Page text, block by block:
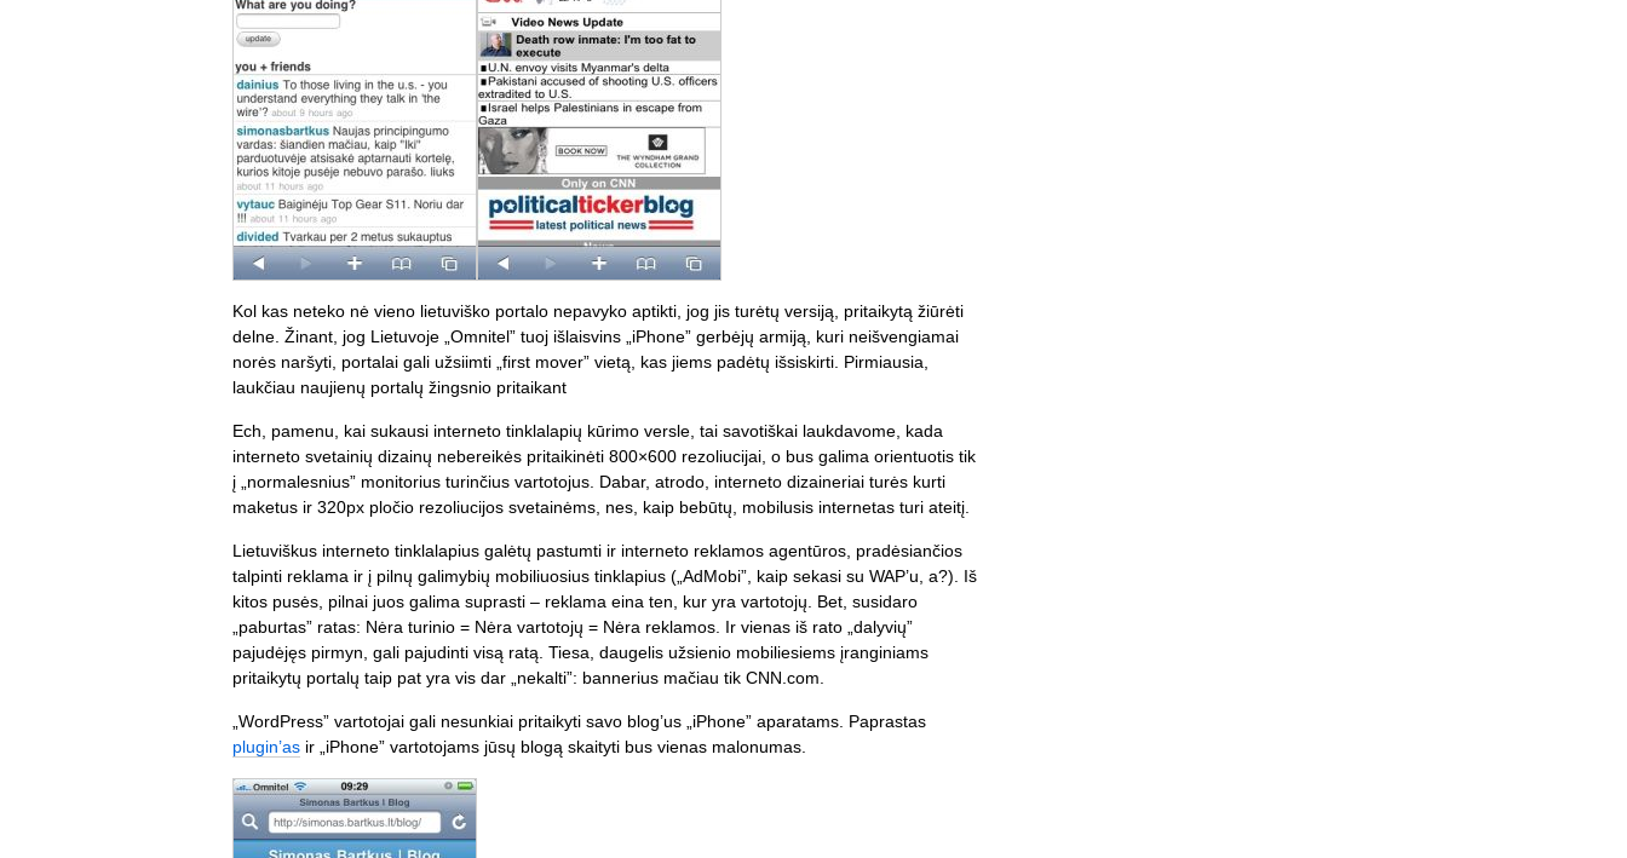
Kol kas neteko nė vieno lietuviško portalo nepavyko aptikti, jog jis turėtų versiją, pritaikytą žiūrėti
delne. Žinant, jog Lietuvoje „Omnitel” tuoj išlaisvins „iPhone” gerbėjų armiją, kuri neišvengiamai
norės naršyti, portalai gali užsiimti „first mover” vietą, kas jiems padėtų išsiskirti. Pirmiausia,
laukčiau naujienų portalų žingsnio pritaikant
Ech, pamenu, kai sukausi interneto tinklalapių kūrimo versle, tai savotiškai laukdavome, kada
interneto svetainių dizainų nebereikės pritaikinėti 800×600 rezoliucijai, o bus galima orientuotis tik
į „normalesnius” monitorius turinčius vartotojus. Dabar, atrodo, interneto dizaineriai turės kurti
maketus ir 320px pločio rezoliucijos svetainėms, nes, kaip bebūtų, mobilusis internetas turi ateitį.
Lietuviškus interneto tinklalapius galėtų pastumti ir interneto reklamos agentūros, pradėsiančios
talpinti reklama ir į pilnų galimybių mobiliuosius tinklapius („AdMobi”, kaip sekasi su WAP’u, a?). Iš
kitos pusės, pilnai juos galima suprasti – reklama eina ten, kur yra vartotojų. Bet, susidaro
„paburtas” ratas: Nėra turinio = Nėra vartotojų = Nėra reklamos. Ir vienas iš rato „dalyvių”
pajudėjęs pirmyn, gali pajudinti visą ratą. Tiesa, daugelis užsienio mobiliesiems įranginiams
pritaikytų portalų taip pat yra vis dar „nekalti”: bannerius mačiau tik CNN.com.
„WordPress” vartotojai gali nesunkiai pritaikyti savo blog’us „iPhone” aparatams. Paprastas
plugin’as ir „iPhone” vartotojams jūsų blogą skaityti bus vienas malonumas.